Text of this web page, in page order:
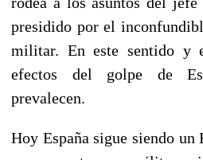
presidido por el
militar. En este sentido y
efectos del golpe de
prevalecen.
Hoy España sigue siendo un